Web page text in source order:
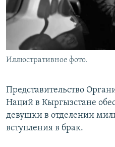
Иллюстративное фото.
Представительство
Наций в Кыргызстане
девушки в отделении
вступления в брак.